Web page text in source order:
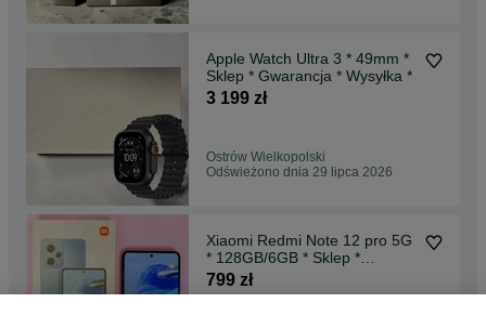
Apple Watch Ultra 3 * 49mm *
Sklep * Gwarancja * Wysyłka *
3 199 zł
Ostrów Wielkopolski
Odświeżono dnia 29 lipca 2026
Xiaomi Redmi Note 12 pro 5G
* 128GB/6GB * Sklep *
Gwarancja * Wysyłka *
799 zł